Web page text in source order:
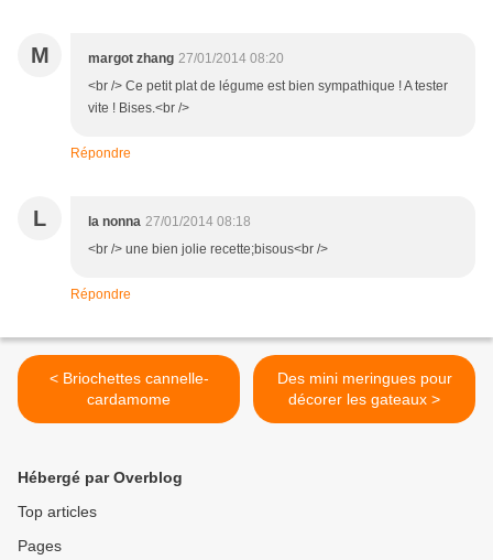
M margot zhang 27/01/2014 08:20
<br /> Ce petit plat de légume est bien sympathique ! A tester
vite ! Bises.<br />
Répondre
L la nonna 27/01/2014 08:18
<br /> une bien jolie recette;bisous<br />
Répondre
< Briochettes cannelle-
cardamome
Des mini meringues pour
décorer les gateaux >
Hébergé par Overblog
Top articles
Pages